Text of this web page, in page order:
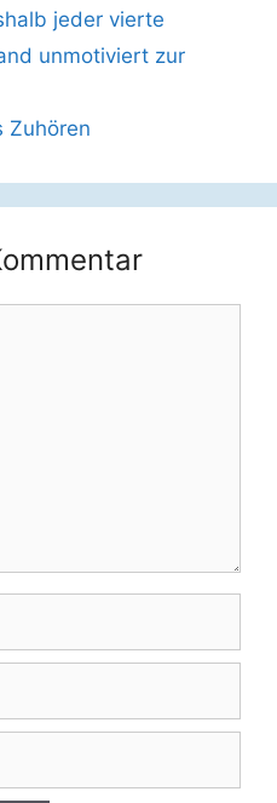
jeder vierte
unmotiviert zur
Zuhören